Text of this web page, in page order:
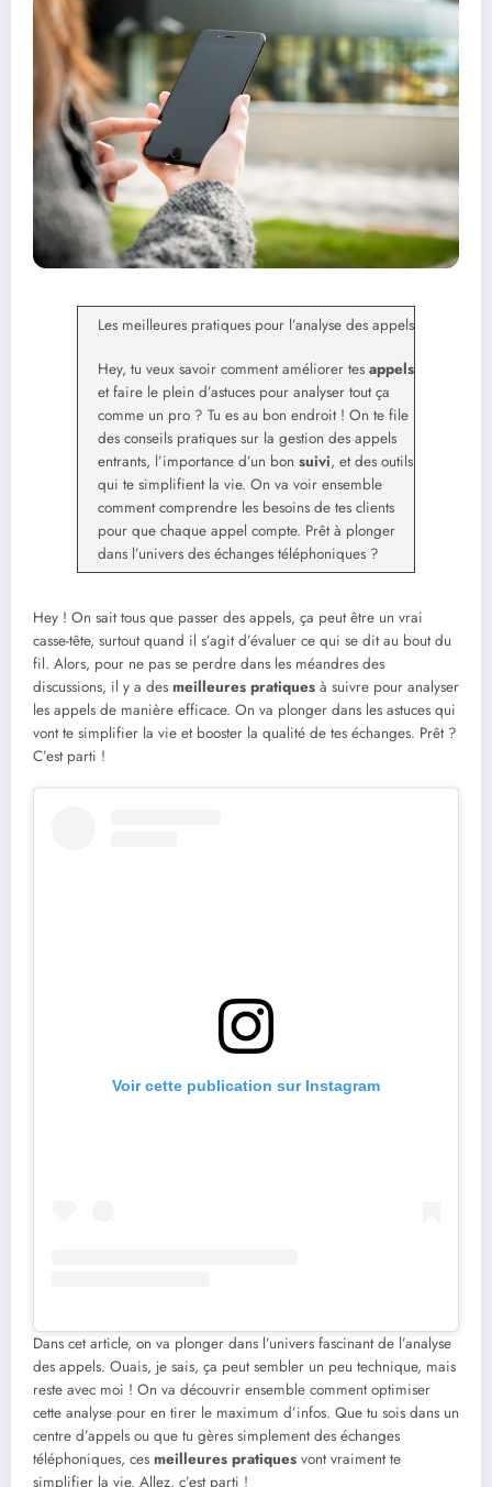
Les meilleures pratiques pour l’analyse des appels
Hey, tu veux savoir comment améliorer tes appels
et faire le plein d’astuces pour analyser tout ça
comme un pro ? Tu es au bon endroit ! On te file
des conseils pratiques sur la gestion des appels
entrants, l’importance d’un bon suivi, et des outils
qui te simplifient la vie. On va voir ensemble
comment comprendre les besoins de tes clients
pour que chaque appel compte. Prêt à plonger
dans l’univers des échanges téléphoniques ?
Hey ! On sait tous que passer des appels, ça peut être un vrai
casse-tête, surtout quand il s’agit d’évaluer ce qui se dit au bout du
fil. Alors, pour ne pas se perdre dans les méandres des
discussions, il y a des meilleures pratiques à suivre pour analyser
les appels de manière efficace. On va plonger dans les astuces qui
vont te simplifier la vie et booster la qualité de tes échanges. Prêt ?
C’est parti !
Voir cette publication sur Instagram
Dans cet article, on va plonger dans l’univers fascinant de l’analyse
des appels. Ouais, je sais, ça peut sembler un peu technique, mais
reste avec moi ! On va découvrir ensemble comment optimiser
cette analyse pour en tirer le maximum d’infos. Que tu sois dans un
centre d’appels ou que tu gères simplement des échanges
téléphoniques, ces meilleures pratiques vont vraiment te
simplifier la vie. Allez, c’est parti !